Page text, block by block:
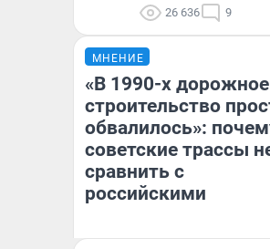
26 636 9
МНЕНИЕ
«В 1990-х дорожное
строительство
обвалилось»:
советские трассы
сравнить с
российскими